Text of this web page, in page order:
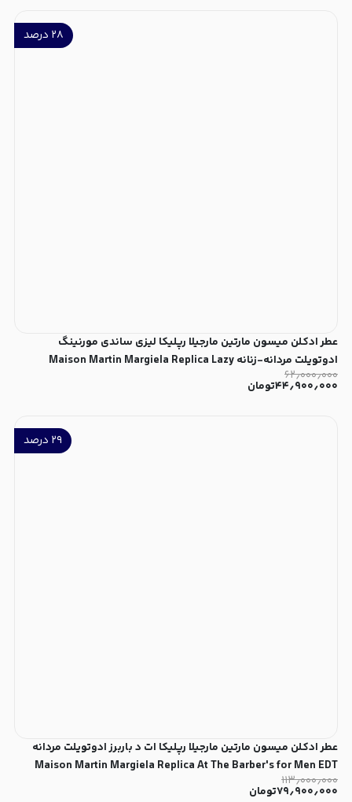
۲۸ درصد
عطر ادکلن میسون مارتین مارجیلا رپلیکا لیزی ساندی مورنینگ
ادوتویلت مردانه-زنانه Maison Martin Margiela Replica Lazy
Sunday Morning Unisex EDT
۶۲٫۰۰۰٫۰۰۰
۴۴٫۹۰۰٫۰۰۰تومان
۲۹ درصد
عطر ادکلن میسون مارتین مارجیلا رپلیکا ات د باربرز ادوتویلت مردانه
Maison Martin Margiela Replica At The Barber's for Men EDT
۱۱۳٫۰۰۰٫۰۰۰
۷۹٫۹۰۰٫۰۰۰تومان